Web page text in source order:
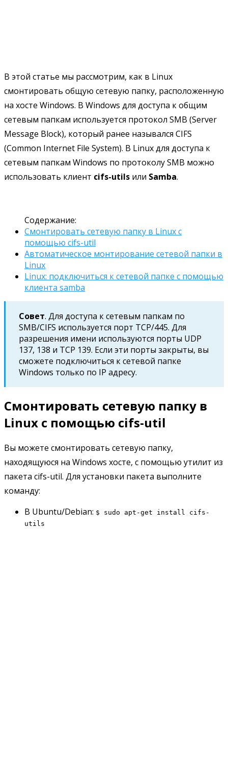
В этой статье мы рассмотрим, как в Linux
смонтировать общую сетевую папку, расположенную
на хосте Windows. В Windows для доступа к общим
сетевым папкам используется протокол SMB (Server
Message Block), который ранее назывался CIFS
(Сommon Internet File System). В Linux для доступа к
сетевым папкам Windows по протоколу SMB можно
использовать клиент cifs-utils или Samba.
Содержание:
Смонтировать сетевую папку в Linux с
помощью cifs-util
Автоматическое монтирование сетевой папки в
Linux
Linux: подключиться к сетевой папке с помощью
клиента samba
Совет. Для доступа к сетевым папкам по
SMB/CIFS используется порт TCP/445. Для
разрешения имени используются порты UDP
137, 138 и TCP 139. Если эти порты закрыты, вы
сможете подключиться к сетевой папке
Windows только по IP адресу.
Смонтировать сетевую папку в
Linux с помощью cifs-util
Вы можете смонтировать сетевую папку,
находящуюся на Windows хосте, с помощью утилит из
пакета cifs-util. Для установки пакета выполните
команду:
В Ubuntu/Debian: $ sudo apt-get install cifs-
utils